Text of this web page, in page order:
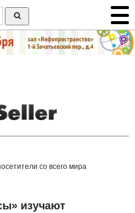
со всего мира
изучают